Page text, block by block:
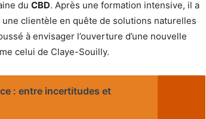
du CBD. Après une formation intensive, il a
clientèle en quête de solutions naturelles
à envisager l’ouverture d’une nouvelle
celui de Claye-Souilly.
: entre incertitudes et